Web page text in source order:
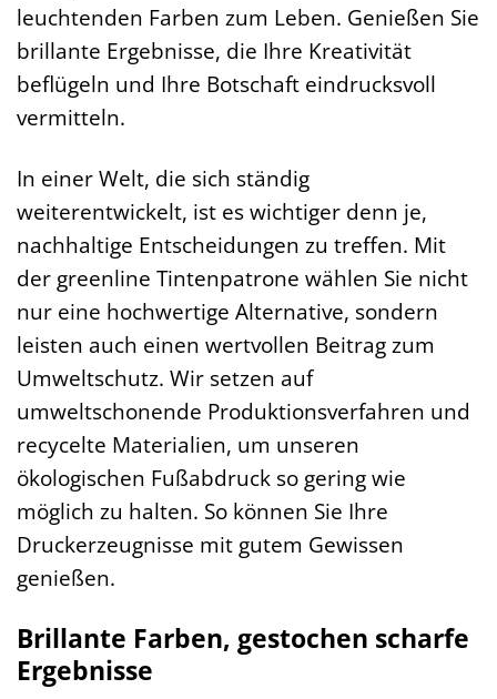
leuchtenden Farben zum Leben. Genießen Sie
brillante Ergebnisse, die Ihre Kreativität
beflügeln und Ihre Botschaft eindrucksvoll
vermitteln.
In einer Welt, die sich ständig
weiterentwickelt, ist es wichtiger denn je,
nachhaltige Entscheidungen zu treffen. Mit
der greenline Tintenpatrone wählen Sie nicht
nur eine hochwertige Alternative, sondern
leisten auch einen wertvollen Beitrag zum
Umweltschutz. Wir setzen auf
umweltschonende Produktionsverfahren und
recycelte Materialien, um unseren
ökologischen Fußabdruck so gering wie
möglich zu halten. So können Sie Ihre
Druckerzeugnisse mit gutem Gewissen
genießen.
Brillante Farben, gestochen scharfe
Ergebnisse